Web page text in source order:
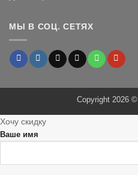
МЫ В СОЦ. СЕТЯХ
Copyright 2026 ©
Хочу скидку
Ваше имя